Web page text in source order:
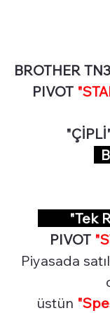
BROTHER
PIVOT
"Tek
PIVOT
Piyasada
üstün